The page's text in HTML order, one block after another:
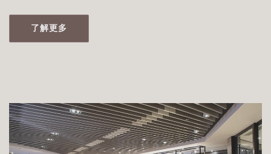
了解更多